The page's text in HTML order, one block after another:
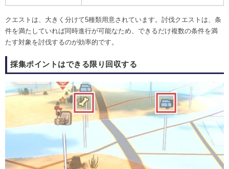
クエストは、大きく分けて5種類用意されています。討伐クエストは、条
件を満たしていれば同時進行が可能なため、できるだけ複数の条件を満
たす対象を討伐するのが効率的です。
採集ポイントはできる限り回収する